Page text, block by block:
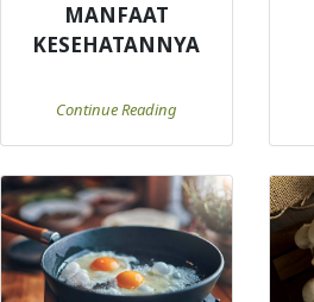
MANFAAT
KESEHATANNYA
Continue Reading